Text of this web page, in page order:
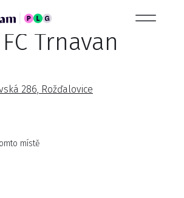
Trnavan
286, Rožďalovice
místě